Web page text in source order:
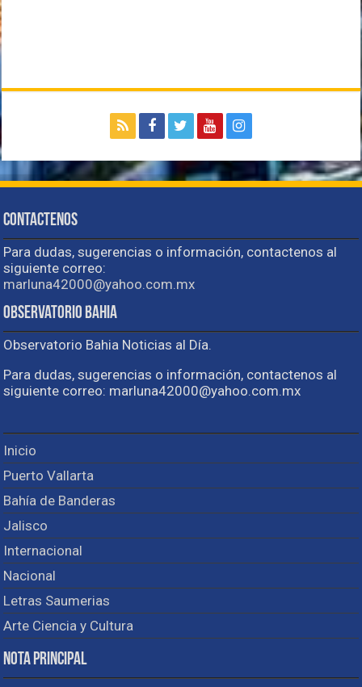
Contactenos
Para dudas, sugerencias o información, contactenos al
siguiente correo:
marluna42000@yahoo.com.mx
Observatorio Bahia
Observatorio Bahia Noticias al Día.
Para dudas, sugerencias o información, contactenos al
siguiente correo: marluna42000@yahoo.com.mx
Inicio
Puerto Vallarta
Bahía de Banderas
Jalisco
Internacional
Nacional
Letras Saumerias
Arte Ciencia y Cultura
Nota Principal